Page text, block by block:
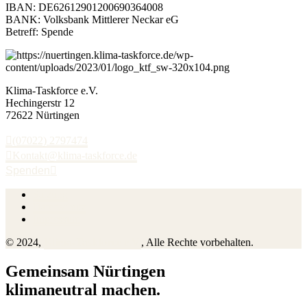
IBAN: DE62612901200690364008
BANK: Volksbank Mittlerer Neckar eG
Betreff: Spende
Klima-Taskforce e.V.
Hechingerstr 12
72622 Nürtingen
(07022) 2797474
Kontakt@klima-taskforce.de
Spenden
© 2024,
, Alle Rechte vorbehalten.
Gemeinsam Nürtingen
klimaneutral machen.